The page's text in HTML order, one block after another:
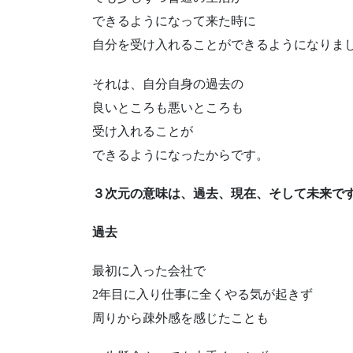
できるようになって来た時に
自分を受け入れることができるようになりま
それは、自分自身の過去の
良いところも悪いところも
受け入れることが
できるようになったからです。
３次元の意味は、過去、現在、そして未来です
過去
最初に入った会社で
2年目に入り仕事に全くやる気が起きず
周りから疎外感を感じたことも